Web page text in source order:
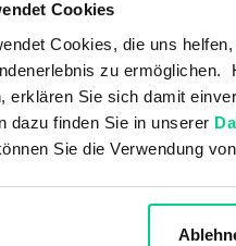
Cookies
Cookies, die uns
zu
erklären Sie sich damit
dazu finden Sie in unserer
Sie die Verwendung